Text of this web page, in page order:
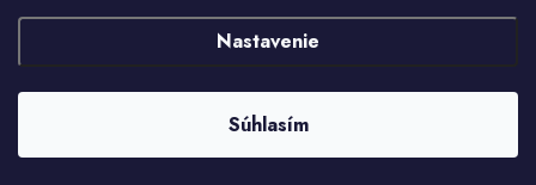
Nastavenie
Súhlasím
5%